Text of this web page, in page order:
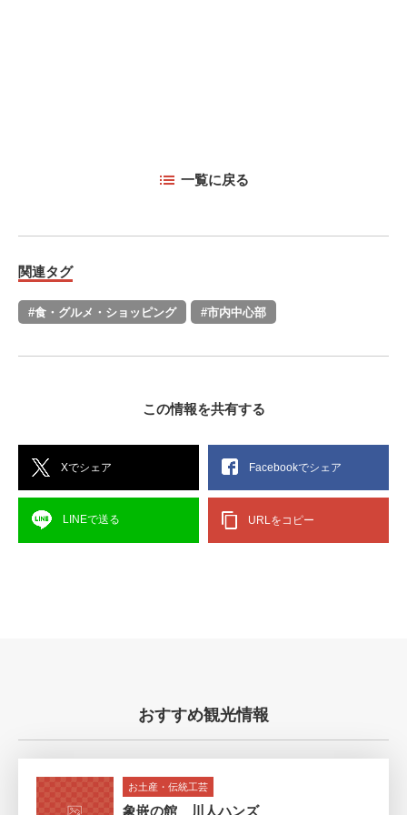
一覧に戻る
関連タグ
#食・グルメ・ショッピング #市内中心部
この情報を共有する
Xでシェア Facebookでシェア
LINEで送る URLをコピー
おすすめ観光情報
お土産・伝統工芸
象嵌の館 川人ハンズ